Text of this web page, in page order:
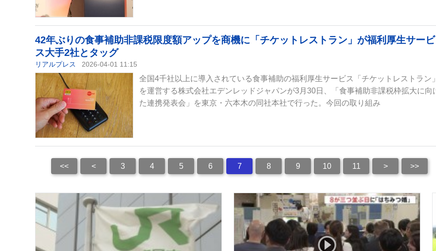
42年ぶりの食事補助非課税限度額アップを商機に「チケットレストラン」が福利厚生サービ
ス大手2社とタッグ
リアルプレス 2026-04-01 11:15
全国4千社以上に導入されている食事補助の福利厚生サービス「チケットレストラン」
を運営する株式会社エデンレッドジャパンが3月30日、「食事補助非課税枠拡大に向
た連携発表会」を東京・六本木の同社本社で行った。今回の取り組み
<< < 3 4 5 6 7 8 9 10 11 > >>